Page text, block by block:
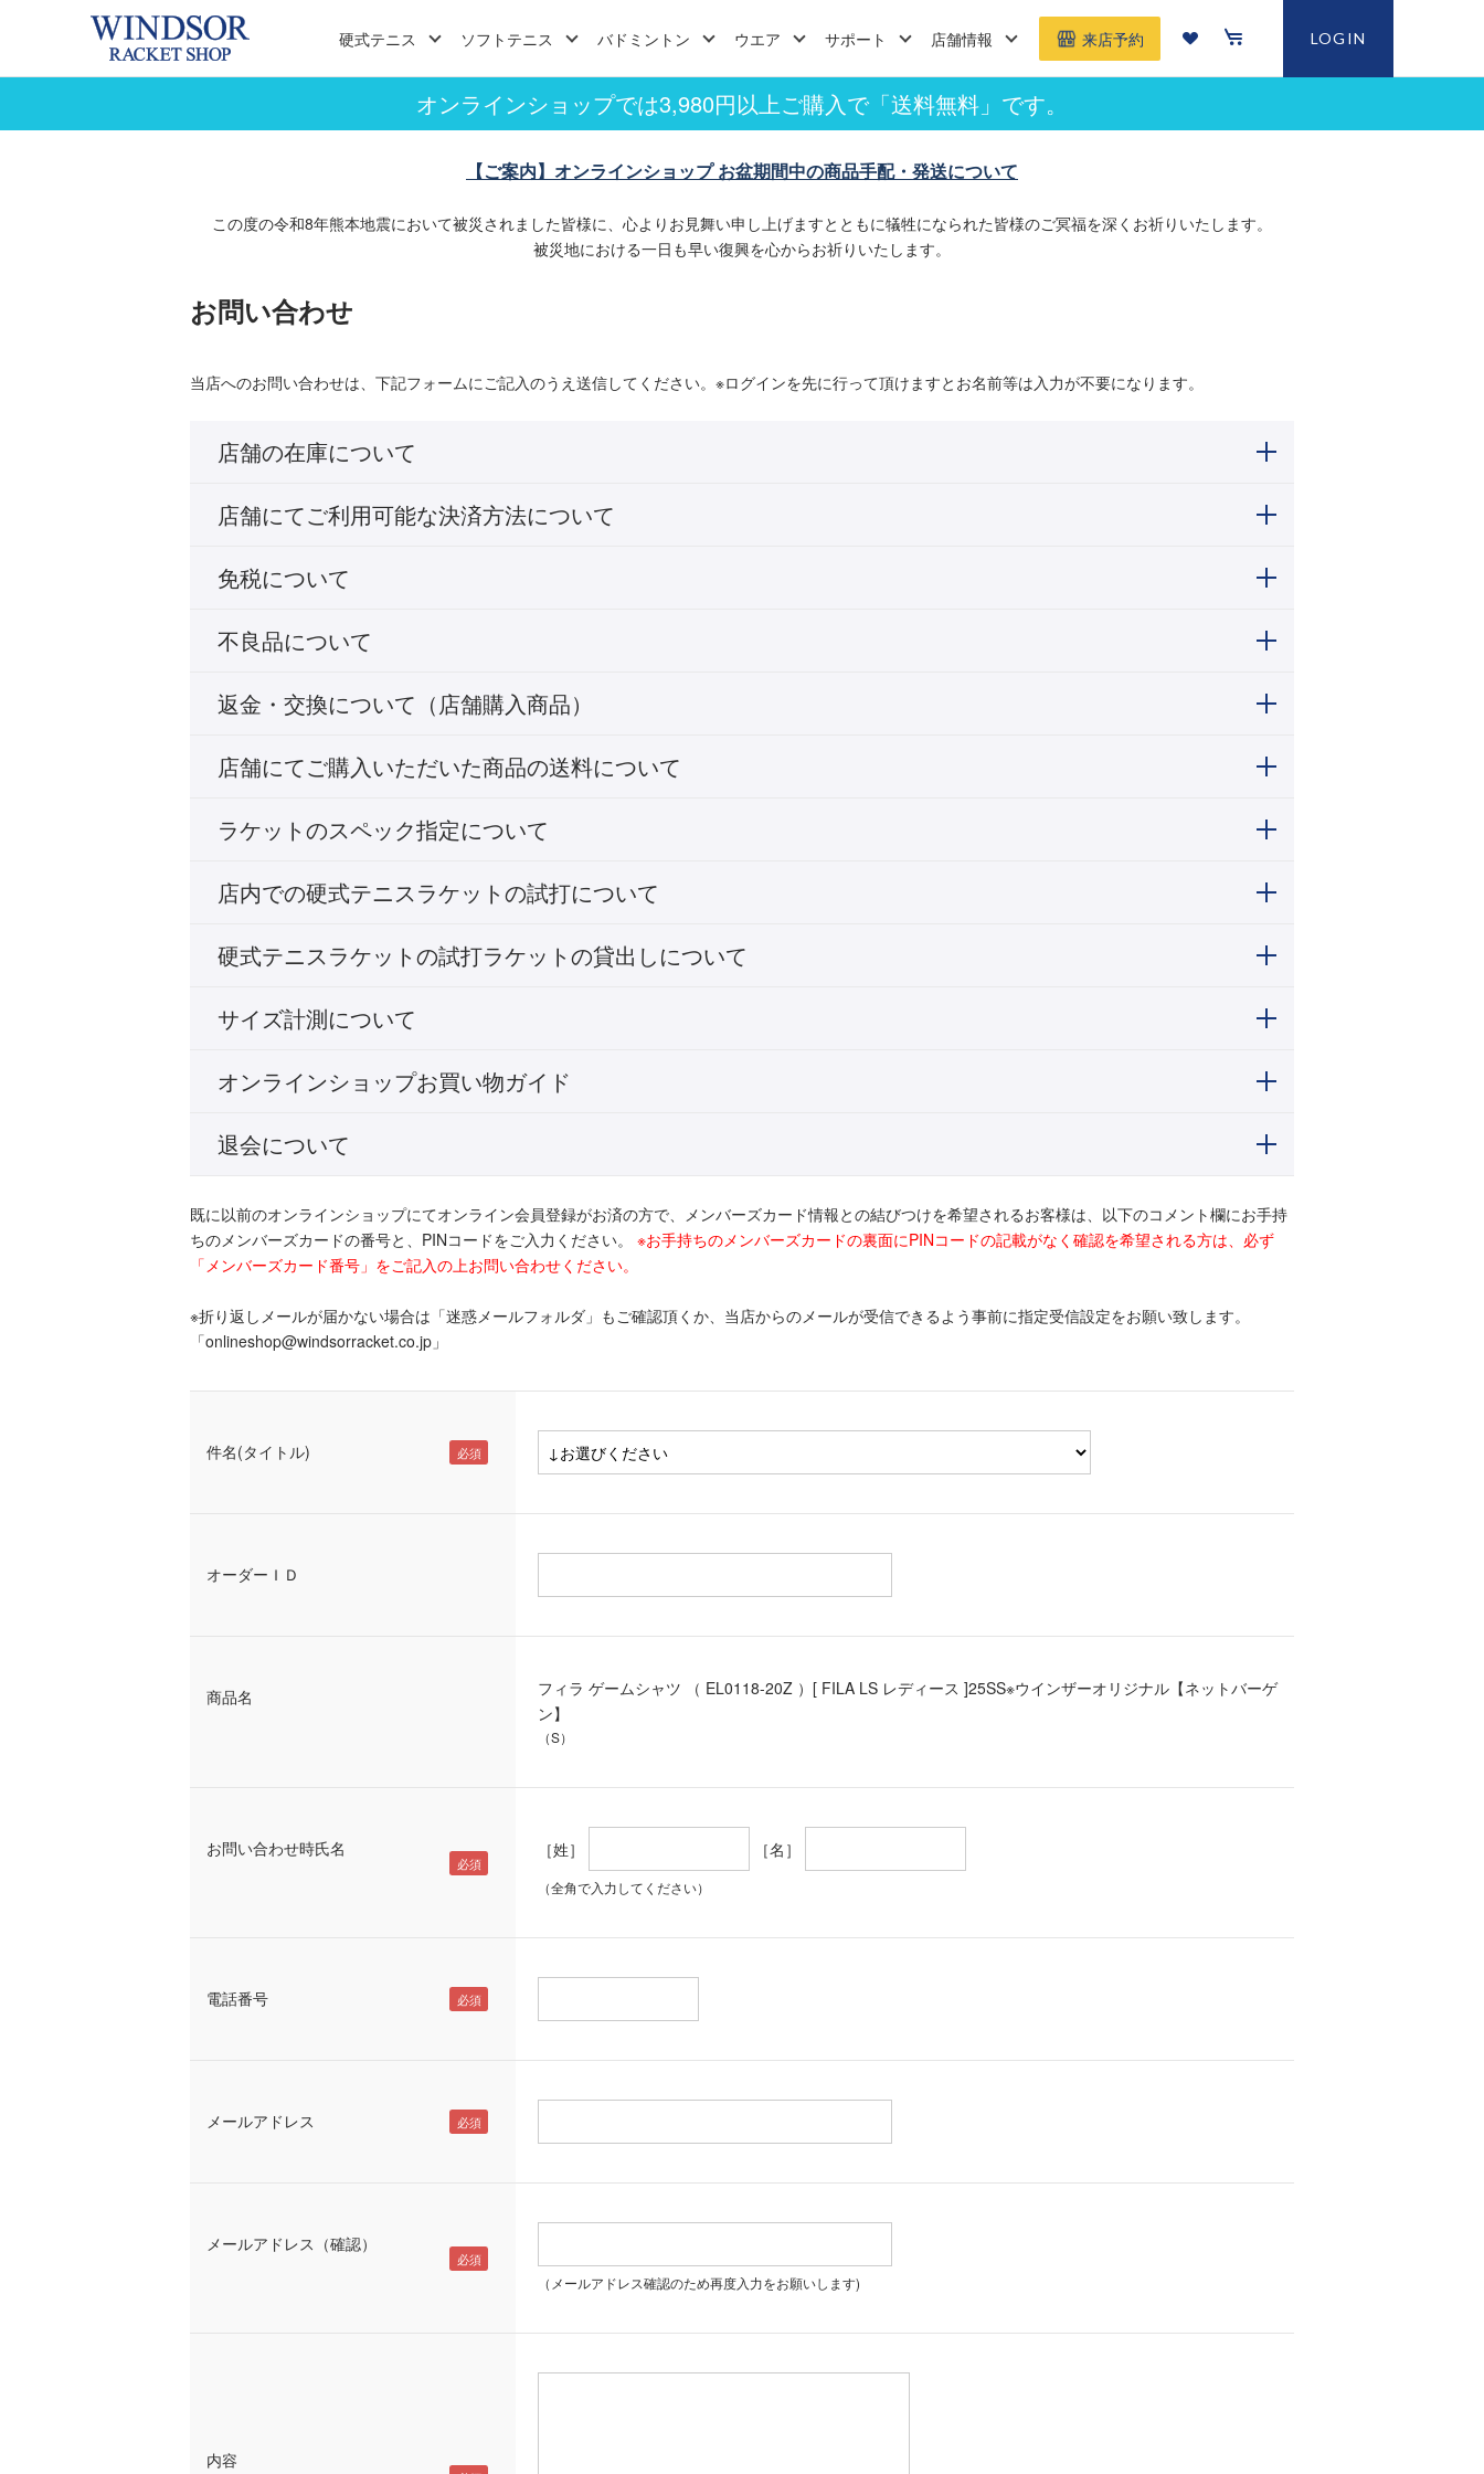
硬式テニス ソフトテニス バドミントン ウエア サポート 店舗情報 来店予約 LOGIN
オンラインショップでは3,980円以上ご購入で「送料無料」です。
【ご案内】オンラインショップ お盆期間中の商品手配・発送について
この度の令和8年熊本地震において被災されました皆様に、心よりお見舞い申し上げますとともに犠牲になられた皆様のご冥福を深くお祈りいたします。
被災地における一日も早い復興を心からお祈りいたします。
お問い合わせ
当店へのお問い合わせは、下記フォームにご記入のうえ送信してください。※ログインを先に行って頂けますとお名前等は入力が不要になります。
店舗の在庫について
店舗にてご利用可能な決済方法について
免税について
不良品について
返金・交換について（店舗購入商品）
店舗にてご購入いただいた商品の送料について
ラケットのスペック指定について
店内での硬式テニスラケットの試打について
硬式テニスラケットの試打ラケットの貸出しについて
サイズ計測について
オンラインショップお買い物ガイド
退会について
既に以前のオンラインショップにてオンライン会員登録がお済の方で、メンバーズカード情報との結びつけを希望されるお客様は、以下のコメント欄にお手持
ちのメンバーズカードの番号と、PINコードをご入力ください。 ※お手持ちのメンバーズカードの裏面にPINコードの記載がなく確認を希望される方は、必ず
「メンバーズカード番号」をご記入の上お問い合わせください。
※折り返しメールが届かない場合は「迷惑メールフォルダ」もご確認頂くか、当店からのメールが受信できるよう事前に指定受信設定をお願い致します。
「onlineshop@windsorracket.co.jp」
件名(タイトル)
オーダーＩＤ
商品名
フィラ ゲームシャツ （ EL0118-20Z ）[ FILA LS レディース ]25SS※ウインザーオリジナル【ネットバーゲ
ン】
（S）
お問い合わせ時氏名 ［姓］ ［名］
（全角で入力してください）
電話番号
メールアドレス
メールアドレス（確認）
（メールアドレス確認のため再度入力をお願いします)
内容